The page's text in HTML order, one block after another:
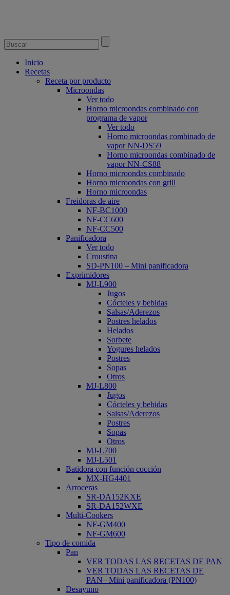
Inicio
Recetas
Receta por producto
Microondas
Ver todo
Horno microondas combinado con
programa de vapor
Ver todo
Horno microondas combinado de
vapor NN-DS59
Horno microondas combinado de
vapor NN-CS88
Horno microondas combinado
Horno microondas con grill
Horno microondas
Freidoras de aire
NF-BC1000
NF-CC600
NF-CC500
Panificadora
Ver todo
Croustina
SD-PN100 – Mini panificadora
Exprimidores
MJ-L900
Jugos
Cócteles y bebidas
Salsas/Aderezos
Postres helados
Helados
Sorbete
Yogures helados
Postres
Sopas
Otros
MJ-L800
Jugos
Cócteles y bebidas
Salsas/Aderezos
Postres
Sopas
Otros
MJ-L700
MJ-L501
Batidora con función cocción
MX-HG4401
Arroceras
SR-DA152KXE
SR-DA152WXE
Multi-Cookers
NF-GM400
NF-GM600
Tipo de comida
Pan
VER TODAS LAS RECETAS DE PAN
VER TODAS LAS RECETAS DE
PAN– Mini panificadora (PN100)
Desayuno